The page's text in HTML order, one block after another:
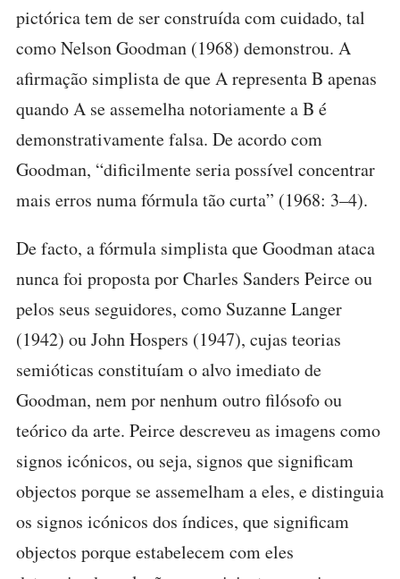
pictórica tem de ser construída com cuidado, tal
como Nelson Goodman (1968) demonstrou. A
afirmação simplista de que A representa B apenas
quando A se assemelha notoriamente a B é
demonstrativamente falsa. De acordo com
Goodman, “dificilmente seria possível concentrar
mais erros numa fórmula tão curta” (1968: 3–4).
De facto, a fórmula simplista que Goodman ataca
nunca foi proposta por Charles Sanders Peirce ou
pelos seus seguidores, como Suzanne Langer
(1942) ou John Hospers (1947), cujas teorias
semióticas constituíam o alvo imediato de
Goodman, nem por nenhum outro filósofo ou
teórico da arte. Peirce descreveu as imagens como
signos icónicos, ou seja, signos que significam
objectos porque se assemelham a eles, e distinguia
os signos icónicos dos índices, que significam
objectos porque estabelecem com eles